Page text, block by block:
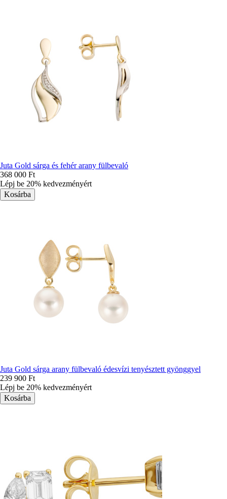
Juta Gold sárga és fehér arany fülbevaló
368 000 Ft
Lépj be 20% kedvezményért
Juta Gold sárga arany fülbevaló édesvízi tenyésztett gyönggyel
239 900 Ft
Lépj be 20% kedvezményért